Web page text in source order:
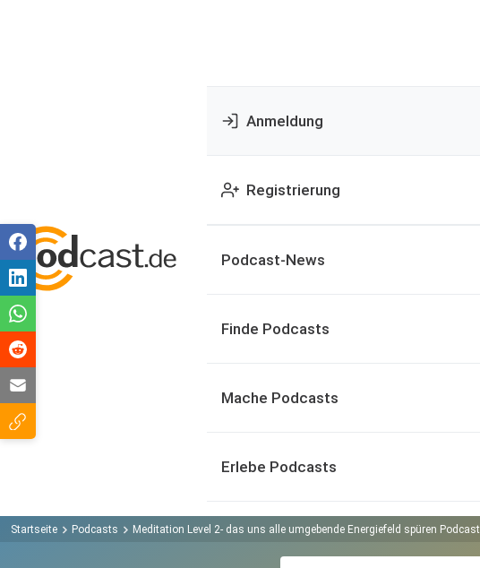
Anmeldung
Registrierung
Podcast-News
Finde Podcasts
Mache Podcasts
Erlebe Podcasts
Startseite Podcasts Meditation Level 2- das uns alle umgebende Energiefeld spüren Podcast